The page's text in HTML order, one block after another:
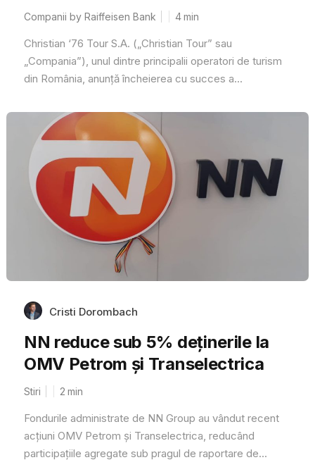
Companii by Raiffeisen Bank 4min
Christian ‘76 Tour S.A. („Christian Tour” sau
„Compania”), unul dintre principalii operatori de turism
din România, anunță încheierea cu succes a...
Cristi Dorombach
NN reduce sub 5% deținerile la
OMV Petrom și Transelectrica
Stiri 2 min
Fondurile administrate de NN Group au vândut recent
acțiuni OMV Petrom și Transelectrica, reducând
participațiile agregate sub pragul de raportare de...